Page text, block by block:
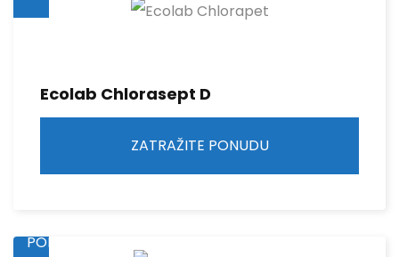
Ecolab Chlorasept D
ZATRAŽITE PONUDU
PONUDU